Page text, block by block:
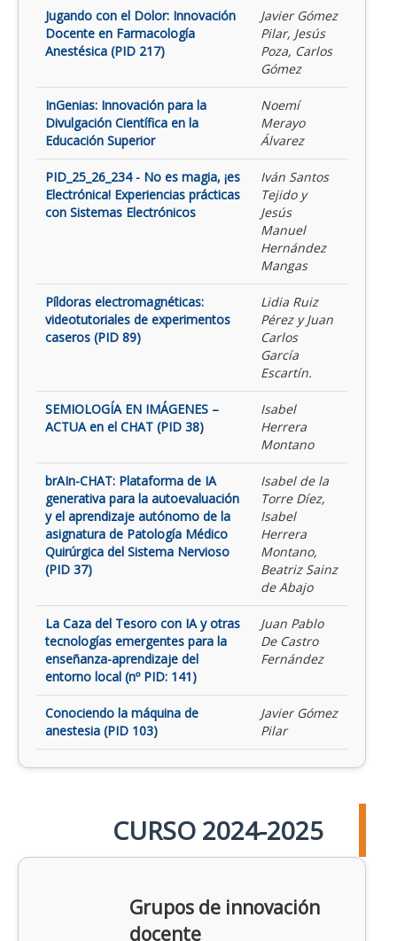
Jugando con el Dolor: Innovación
Docente en Farmacología
Anestésica (PID 217)
Javier Gómez
Pilar, Jesús
Poza, Carlos
Gómez
InGenias: Innovación para la
Divulgación Científica en la
Educación Superior
Noemí
Merayo
Álvarez
PID_25_26_234 - No es magia, ¡es
Electrónica! Experiencias prácticas
con Sistemas Electrónicos
Iván Santos
Tejido y
Jesús
Manuel
Hernández
Mangas
Píldoras electromagnéticas:
videotutoriales de experimentos
caseros (PID 89)
Lidia Ruiz
Pérez y Juan
Carlos
García
Escartín.
SEMIOLOGÍA EN IMÁGENES –
ACTUA en el CHAT (PID 38)
Isabel
Herrera
Montano
brAIn-CHAT: Plataforma de IA
generativa para la autoevaluación
y el aprendizaje autónomo de la
asignatura de Patología Médico
Quirúrgica del Sistema Nervioso
(PID 37)
Isabel de la
Torre Díez,
Isabel
Herrera
Montano,
Beatriz Sainz
de Abajo
La Caza del Tesoro con IA y otras
tecnologías emergentes para la
enseñanza-aprendizaje del
entorno local (nº PID: 141)
Juan Pablo
De Castro
Fernández
Conociendo la máquina de
anestesia (PID 103)
Javier Gómez
Pilar
CURSO 2024-2025
Grupos de innovación
docente